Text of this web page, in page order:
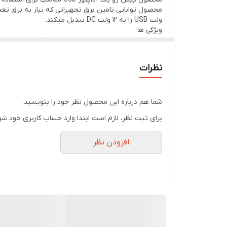
ولت USB را به 12 ولت DC تبدیل میکند‌.
ویژگی ها
-روشن کردن مودم های رومیزی با پاوربانک
نظرات
شما هم درباره این محصول نظر خود را بنویسید.
برای ثبت نظر، لازم است ابتدا وارد حساب کاربری خود
افزودن نظر